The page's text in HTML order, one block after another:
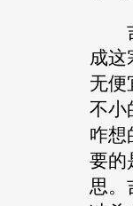
成这
无便
不小
咋想
要的
思。